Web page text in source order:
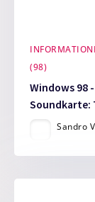
(98)
Windows 98
Soundkarte:
Sandro